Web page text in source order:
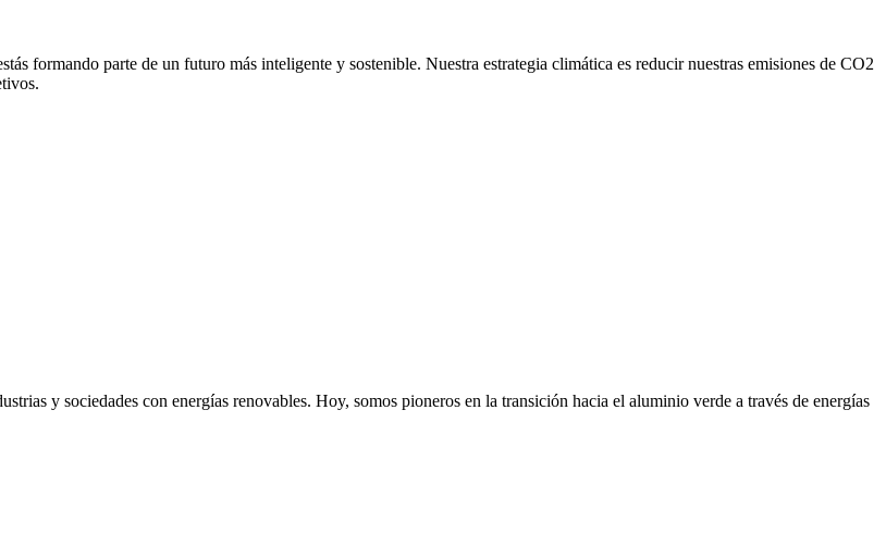
formando parte de un futuro más inteligente y sostenible. Nuestra estrategia climática es reducir nuestras emisiones de CO2
y sociedades con energías renovables. Hoy, somos pioneros en la transición hacia el aluminio verde a través de energías